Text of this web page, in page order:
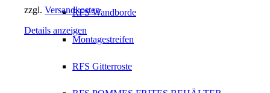
RFS Wandborde
Montagestreifen
RFS Gitterroste
zzgl. Versandkosten
Details anzeigen